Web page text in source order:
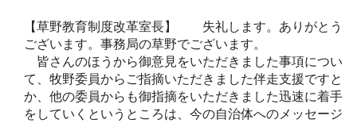
【草野教育制度改革室長】 失礼します。ありがとう
ございます。事務局の草野でございます。
皆さんのほうから御意見をいただきました事項につい
て、牧野委員からご指摘いただきました伴走支援ですと
か、他の委員からも御指摘をいただきました迅速に着手
をしていくというところは、今の自治体へのメッセージ